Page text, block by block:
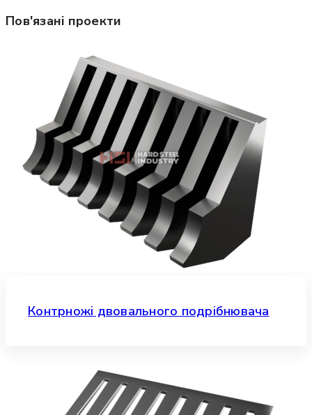
Пов'язані проекти
Контрножі двовального подрібнювача